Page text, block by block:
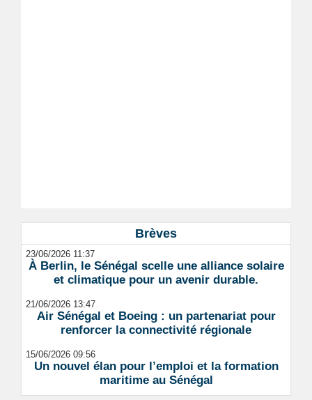
Brèves
23/06/2026 11:37
À Berlin, le Sénégal scelle une alliance solaire
et climatique pour un avenir durable.
21/06/2026 13:47
Air Sénégal et Boeing : un partenariat pour
renforcer la connectivité régionale
15/06/2026 09:56
Un nouvel élan pour l’emploi et la formation
maritime au Sénégal